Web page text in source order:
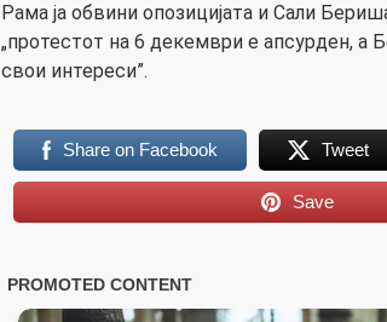
Рама ја обвини опозицијата и Сали
„протестот на 6 декември е апсурден, а
свои интереси”.
Share on Facebook Tweet
Save